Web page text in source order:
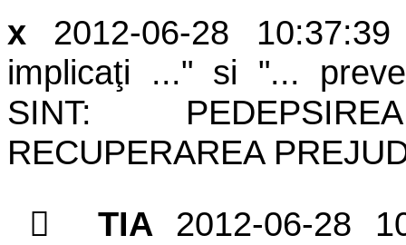
x
2012-06-28
implicaţi ..." si "...
SINT:
RECUPERAREA

TIA 2012-06-28